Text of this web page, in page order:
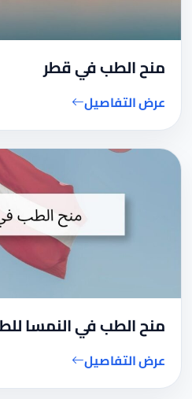
منح الطب في قطر
عرض التفاصيل
منح الطب في النمسا
عرض التفاصيل